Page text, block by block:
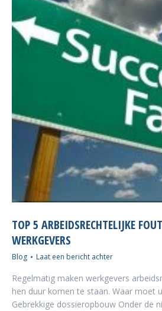
TOP 5 ARBEIDSRECHTELIJKE
WERKGEVERS
Blog Laat een bericht achter
Regelmatig maken werkgevers
hen duur komen te staan. Waar moet
Gebrekkige dossieropbouw Onder de